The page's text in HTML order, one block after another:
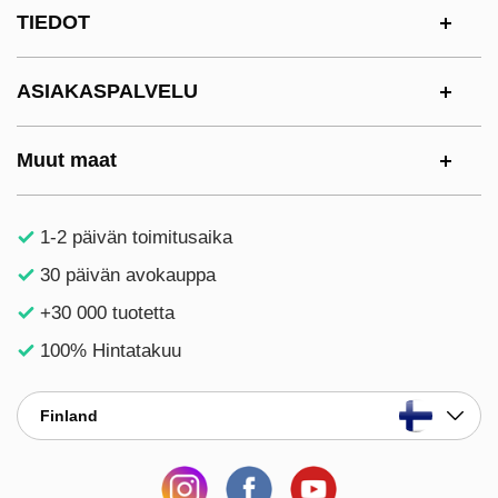
TIEDOT
ASIAKASPALVELU
Muut maat
1-2 päivän toimitusaika
30 päivän avokauppa
+30 000 tuotetta
100% Hintatakuu
Finland